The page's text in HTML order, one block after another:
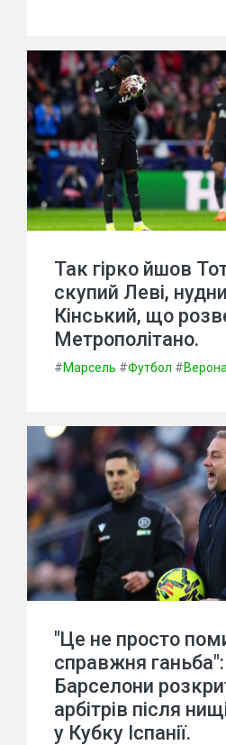
Так гірко йшов
скупий Леві,
Кінський, що
Метрополітано.
#Марсель #Футбол #Верона
"Це не просто
справжня
Барселони
арбітрів після
у Кубку Іспанії.